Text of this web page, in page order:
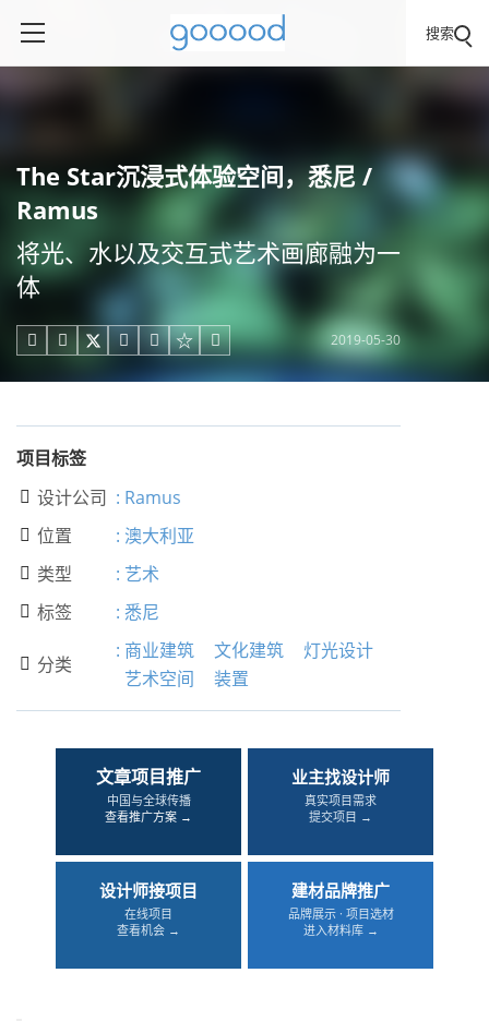
搜索
The Star沉浸式体验空间，悉尼 /
Ramus
将光、水以及交互式艺术画廊融为一
体
     2019-05-30
项目标签
 设计公司 : Ramus
 位置 : 澳大利亚
 类型 : 艺术
 标签 : 悉尼
 分类
: 商业建筑 文化建筑
灯光设计
艺术空间
装置
文章项目推广
中国与全球传播
查看推广方案 →
业主找设计师
真实项目需求
提交项目 →
设计师接项目
在线项目
查看机会 →
建材品牌推广
品牌展示 · 项目选材
进入材料库 →